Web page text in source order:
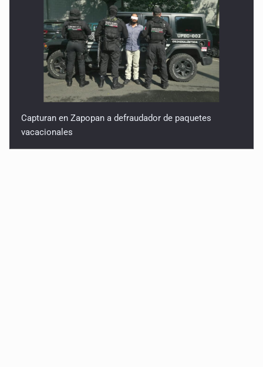
Capturan en Zapopan a defraudador de paquetes
vacacionales